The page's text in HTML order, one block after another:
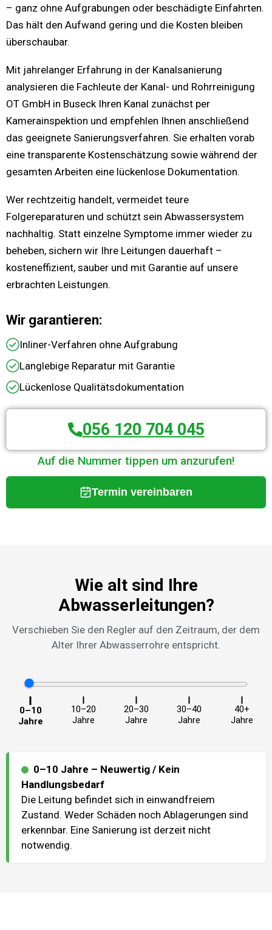
– ganz ohne Aufgrabungen oder beschädigte Einfahrten.
Das hält den Aufwand gering und die Kosten bleiben
überschaubar.
Mit jahrelanger Erfahrung in der Kanalsanierung
analysieren die Fachleute der Kanal- und Rohrreinigung
OT GmbH in Buseck Ihren Kanal zunächst per
Kamerainspektion und empfehlen Ihnen anschließend
das geeignete Sanierungsverfahren. Sie erhalten vorab
eine transparente Kostenschätzung sowie während der
gesamten Arbeiten eine lückenlose Dokumentation.
Wer rechtzeitig handelt, vermeidet teure
Folgereparaturen und schützt sein Abwassersystem
nachhaltig. Statt einzelne Symptome immer wieder zu
beheben, sichern wir Ihre Leitungen dauerhaft –
kosteneffizient, sauber und mit Garantie auf unsere
erbrachten Leistungen.
Wir garantieren:
Inliner-Verfahren ohne Aufgrabung
Langlebige Reparatur mit Garantie
Lückenlose Qualitätsdokumentation
056 120 704 045
Auf die Nummer tippen um anzurufen!
Termin vereinbaren
Wie alt sind Ihre
Abwasserleitungen?
Verschieben Sie den Regler auf den Zeitraum, der dem
Alter Ihrer Abwasserrohre entspricht.
0–10
Jahre
10–20
Jahre
20–30
Jahre
30–40
Jahre
40+
Jahre
0–10 Jahre – Neuwertig / Kein
Handlungsbedarf
Die Leitung befindet sich in einwandfreiem
Zustand. Weder Schäden noch Ablagerungen sind
erkennbar. Eine Sanierung ist derzeit nicht
notwendig.